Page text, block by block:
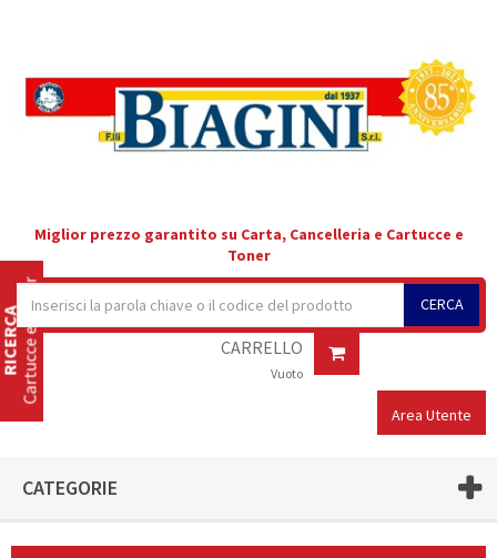
Miglior prezzo garantito su Carta, Cancelleria e Cartucce e
Toner
CERCA
CARRELLO
Vuoto
Area Utente
CATEGORIE
Cartucce e Toner